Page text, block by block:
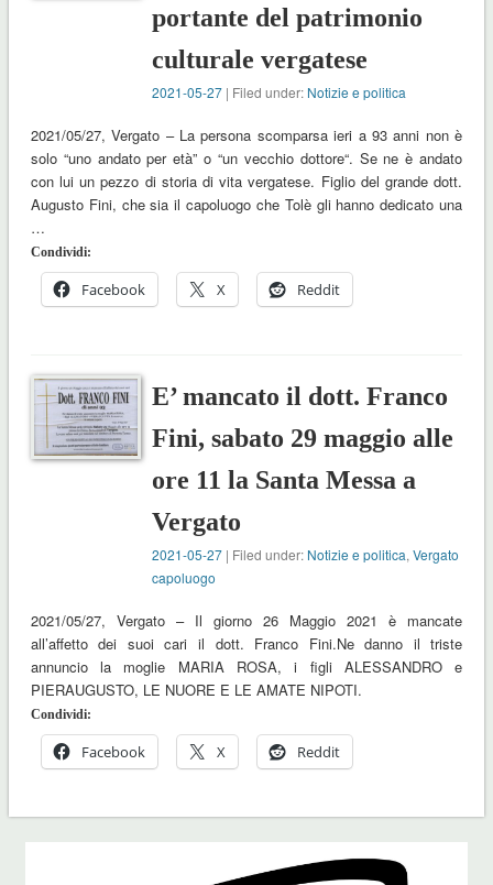
portante del patrimonio
culturale vergatese
2021-05-27 | Filed under: Notizie e politica
2021/05/27, Vergato – La persona scomparsa ieri a 93 anni non è
solo “uno andato per età” o “un vecchio dottore“. Se ne è andato
con lui un pezzo di storia di vita vergatese. Figlio del grande dott.
Augusto Fini, che sia il capoluogo che Tolè gli hanno dedicato una
…
Condividi:
Facebook X Reddit
E’ mancato il dott. Franco
Fini, sabato 29 maggio alle
ore 11 la Santa Messa a
Vergato
2021-05-27 | Filed under: Notizie e politica,Vergato
capoluogo
2021/05/27, Vergato – Il giorno 26 Maggio 2021 è mancate
all’affetto dei suoi cari il dott. Franco Fini.Ne danno il triste
annuncio la moglie MARIA ROSA, i figli ALESSANDRO e
PIERAUGUSTO, LE NUORE E LE AMATE NIPOTI.
Condividi:
Facebook X Reddit